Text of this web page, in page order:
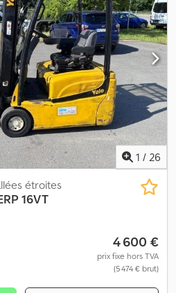
et de vente intermédiaire !
1 / 26
étroites
16VT
4 600 €
prix fixe hors TVA
(5 474 € brut)